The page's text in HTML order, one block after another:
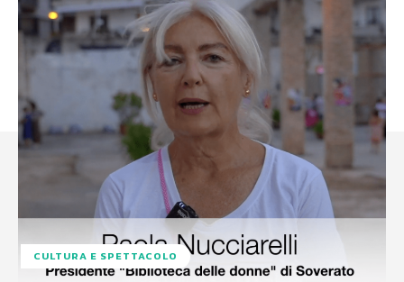
CULTURA E SPETTACOLO